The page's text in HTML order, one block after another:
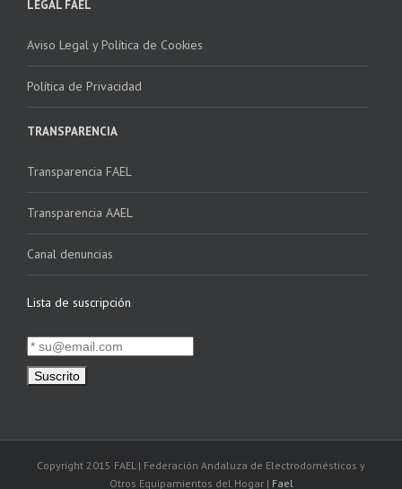
LEGAL FAEL
Aviso Legal y Política de Cookies
Política de Privacidad
TRANSPARENCIA
Transparencia FAEL
Transparencia AAEL
Canal denuncias
Lista de suscripción
Copyright 2015 FAEL | Federación Andaluza de Electrodomésticos y
Otros Equipamientos del Hogar | Fael